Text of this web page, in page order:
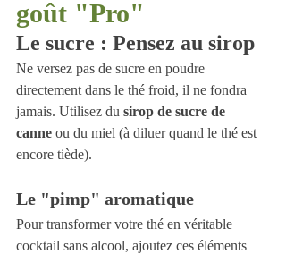
goût "Pro"
Le sucre : Pensez au sirop
Ne versez pas de sucre en poudre
directement dans le thé froid, il ne fondra
jamais. Utilisez du sirop de sucre de
canne ou du miel (à diluer quand le thé est
encore tiède).
Le "pimp" aromatique
Pour transformer votre thé en véritable
cocktail sans alcool, ajoutez ces éléments